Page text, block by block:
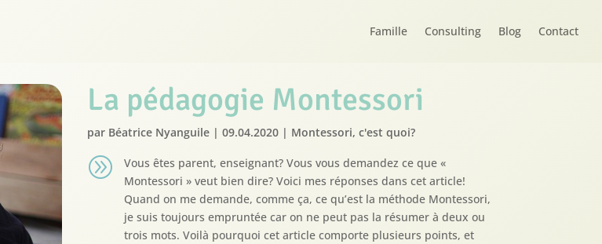
Famille Consulting Blog Contact
La pédagogie Montessori
par Béatrice Nyanguile |09.04.2020 | Montessori, c'est quoi?
A
Vous êtes parent, enseignant? Vous vous demandez ce que «
Montessori » veut bien dire? Voici mes réponses dans cet article!
Quand on me demande, comme ça, ce qu’est la méthode Montessori,
je suis toujours empruntée car on ne peut pas la résumer à deux ou
trois mots. Voilà pourquoi cet article comporte plusieurs points, et